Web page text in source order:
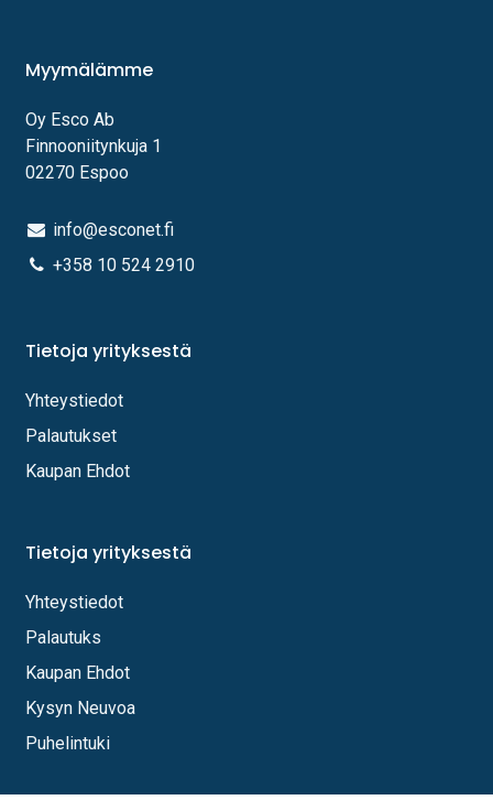
Myymälämme
Oy Esco Ab
Finnooniitynkuja 1
02270 Espoo
info@esconet.fi
+358 10 524 2910
Tietoja yrityksestä
Yhteystiedot
Palautukset
Kaupan Ehdot
Tietoja yrityksestä
Yhteystiedot
Palautuks
Kaupan Ehdot
Kysyn Neuvoa
Puhelintuki